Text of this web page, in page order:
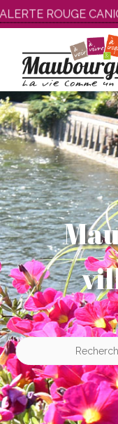
Aller
au
ROUGE